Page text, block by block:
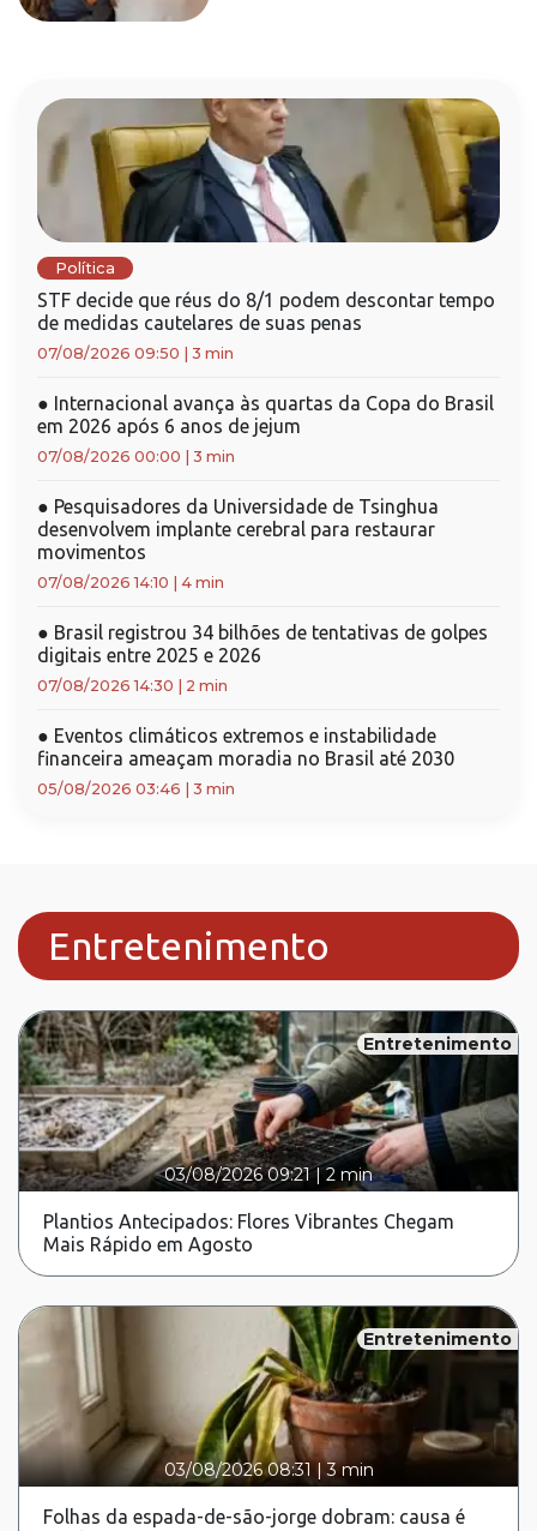
Política
STF decide que réus do 8/1 podem descontar tempo
de medidas cautelares de suas penas
07/08/2026 09:50 3 min
● Internacional avança às quartas da Copa do Brasil
em 2026 após 6 anos de jejum
07/08/2026 00:00 3 min
● Pesquisadores da Universidade de Tsinghua
desenvolvem implante cerebral para restaurar
movimentos
07/08/2026 14:10 4 min
● Brasil registrou 34 bilhões de tentativas de golpes
digitais entre 2025 e 2026
07/08/2026 14:30 2 min
● Eventos climáticos extremos e instabilidade
financeira ameaçam moradia no Brasil até 2030
05/08/2026 03:46 3 min
Entretenimento
Entretenimento
03/08/2026 09:21|2 min
Plantios Antecipados: Flores Vibrantes Chegam
Mais Rápido em Agosto
Entretenimento
03/08/2026 08:31 |3 min
Folhas da espada-de-são-jorge dobram: causa é